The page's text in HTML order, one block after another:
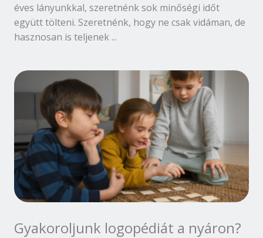
éves lányunkkal, szeretnénk sok minőségi időt
együtt tölteni. Szeretnénk, hogy ne csak vidáman, de
hasznosan is teljenek ...
Gyakoroljunk logopédiát a nyáron?